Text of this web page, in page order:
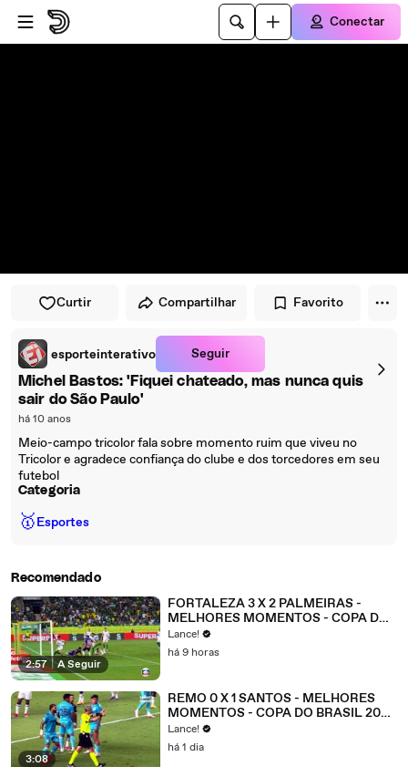
Pular para o player
Ir para o conteúdo principal
Conectar
Curtir Compartilhar Favorito
esporteinterativo Seguir
Michel Bastos: 'Fiquei chateado, mas nunca quis
sair do São Paulo'
há 10 anos
Meio-campo tricolor fala sobre momento ruim que viveu no
Tricolor e agradece confiança do clube e dos torcedores em seu
futebol
Categoria
🥇Esportes
Recomendado
2:57 | A Seguir
FORTALEZA 3 X 2 PALMEIRAS -
MELHORES MOMENTOS - COPA DO
BRASIL 2026 - OITAVAS DE FINAL -
JOGO 2
Lance!
há 9 horas
3:08
REMO 0 X 1 SANTOS - MELHORES
MOMENTOS - COPA DO BRASIL 2026
- OITAVAS DE FINAL - JOGO 2
Lance!
há 1 dia